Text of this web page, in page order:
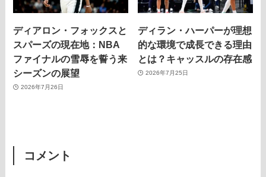
ディアロン・フォックスと
スパーズの現在地：NBA
ファイナルの雪辱を誓う来
シーズンの展望
2026年7月26日
ディラン・ハーパーが理想
的な環境で成長できる理由
とは？キャッスルの存在感
2026年7月25日
コメント